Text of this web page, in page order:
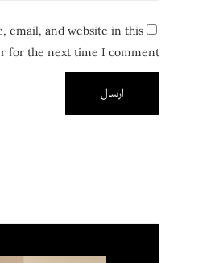
email, and website in this
for the next time I comment.